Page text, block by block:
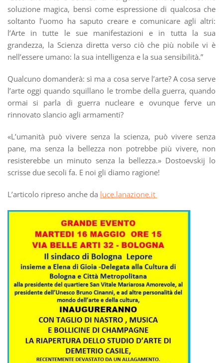
soluzione magica, bensì come espressione di qualcosa che
soltanto l’uomo ha saputo creare e comunicare agli altri:
l’Arte in tutte le sue manifestazioni e in tutta la sua
grandezza, la Scienza diretta verso ciò che più nobile vi è
nell’essere umano: la sua intelligenza e la sua sensibilità.”
Qualcuno domanderà: sì ma a cosa serve l’arte? A cosa serve
l’arte oggi quando squillano le trombe della guerra, quando
ormai si parla di guerra nucleare e ovunque ferve un
rinnovato slancio agli armamenti?
«L’umanità può vivere senza la scienza, può vivere senza
pane, ma senza la bellezza non potrebbe più vivere, non
resisterebbe un minuto senza la bellezza.» Dostoevskij lo
scrisse due secoli fa. E noi gli diamo ragione!
L’articolo ripreso anche da luce.lanazione.it